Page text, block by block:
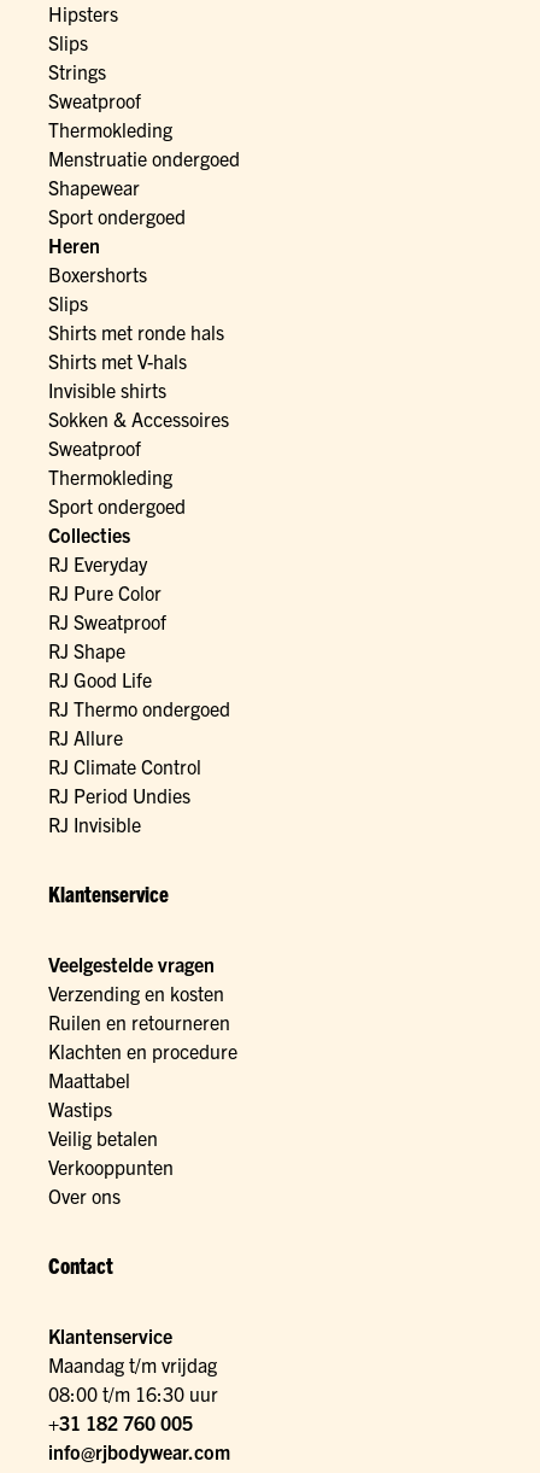
Hipsters
Slips
Strings
Sweatproof
Thermokleding
Menstruatie ondergoed
Shapewear
Sport ondergoed
Heren
Boxershorts
Slips
Shirts met ronde hals
Shirts met V-hals
Invisible shirts
Sokken & Accessoires
Sweatproof
Thermokleding
Sport ondergoed
Collecties
RJ Everyday
RJ Pure Color
RJ Sweatproof
RJ Shape
RJ Good Life
RJ Thermo ondergoed
RJ Allure
RJ Climate Control
RJ Period Undies
RJ Invisible
Klantenservice
Veelgestelde vragen
Verzending en kosten
Ruilen en retourneren
Klachten en procedure
Maattabel
Wastips
Veilig betalen
Verkooppunten
Over ons
Contact
Klantenservice
Maandag t/m vrijdag
08:00 t/m 16:30 uur
+31 182 760 005
info@rjbodywear.com